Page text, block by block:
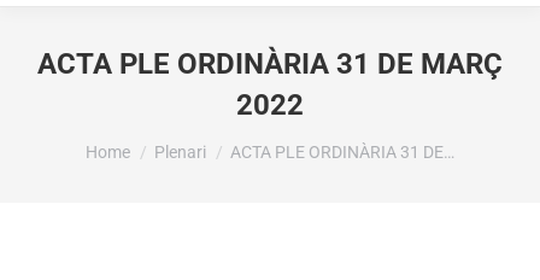
ACTA PLE ORDINÀRIA 31 DE MARÇ
2022
You are here:
Home Plenari ACTA PLE ORDINÀRIA 31 DE…